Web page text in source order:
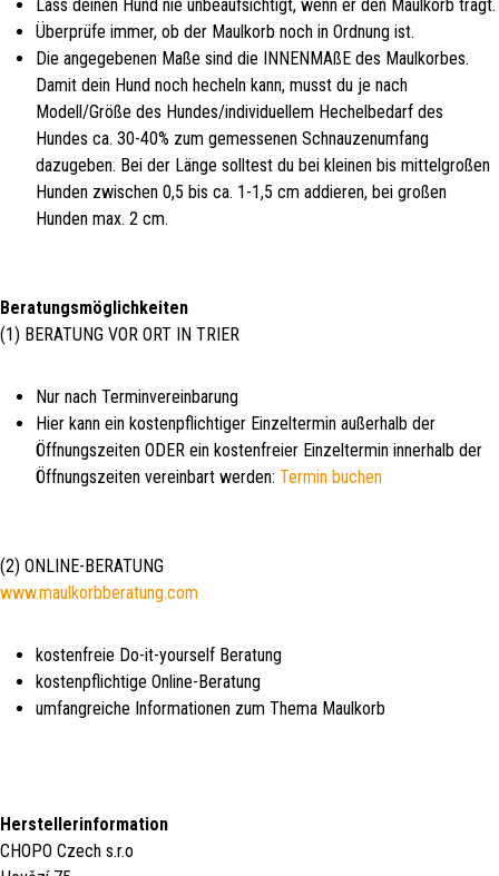
Lass deinen Hund nie unbeaufsichtigt, wenn er den Maulkorb trägt.
Überprüfe immer, ob der Maulkorb noch in Ordnung ist.
Die angegebenen Maße sind die INNENMAßE des Maulkorbes.
Damit dein Hund noch hecheln kann, musst du je nach
Modell/Größe des Hundes/individuellem Hechelbedarf des
Hundes ca. 30-40% zum gemessenen Schnauzenumfang
dazugeben. Bei der Länge solltest du bei kleinen bis mittelgroßen
Hunden zwischen 0,5 bis ca. 1-1,5 cm addieren, bei großen
Hunden max. 2 cm.
Beratungsmöglichkeiten
(1) BERATUNG VOR ORT IN TRIER
Nur nach Terminvereinbarung
Hier kann ein kostenpflichtiger Einzeltermin außerhalb der
Öffnungszeiten ODER ein kostenfreier Einzeltermin innerhalb der
Öffnungszeiten vereinbart werden: Termin buchen
(2) ONLINE-BERATUNG
www.maulkorbberatung.com
kostenfreie Do-it-yourself Beratung
kostenpflichtige Online-Beratung
umfangreiche Informationen zum Thema Maulkorb
Herstellerinformation
CHOPO Czech s.r.o